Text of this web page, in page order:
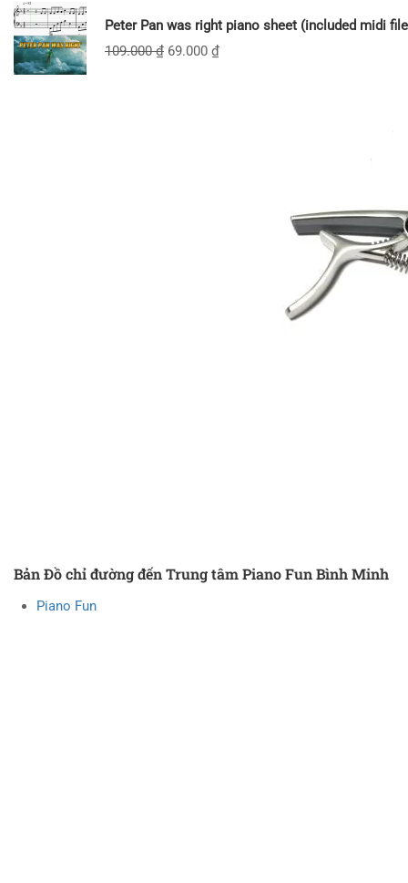
Peter Pan was right piano sheet (included midi
109.000₫ 69.000 ₫
Bản Đồ chỉ đường đến Trung tâm Piano Fun Bình Minh
Piano Fun